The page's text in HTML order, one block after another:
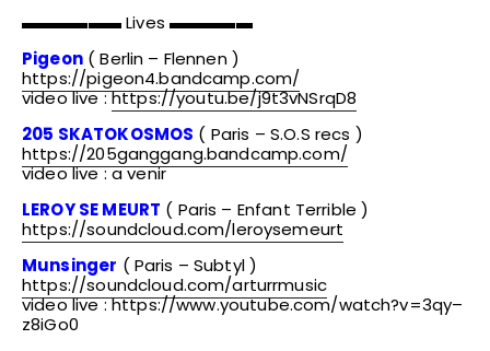
▬▬▬▬▬▬ Lives ▬▬▬▬▬
Pigeon( Berlin – Flennen )
https://pigeon4.bandcamp.com/
video live :https://youtu.be/j9t3vNSrqD8
205 SKATOKOSMOS ( Paris – S.O.S recs )
https://205ganggang.bandcamp.com/
video live : a venir
LEROY SE MEURT ( Paris – Enfant Terrible )
https://soundcloud.com/leroysemeurt
Munsinger ( Paris – Subtyl )
https://soundcloud.com/arturrmusic
video live :https://www.youtube.com/watch?v=3qy–
z8iGo0